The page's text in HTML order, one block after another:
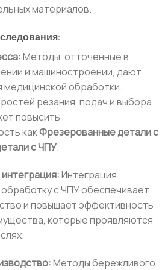
материалов.
Методы, отточенные в
и машиностроении, дают
медицинской обработки.
резания, подач и выбора
повысить
какФрезерованные детали с
с ЧПУ.
Интеграция
с ЧПУ обеспечивает
и повышает эффективность
которые проявляются
Методы бережливого